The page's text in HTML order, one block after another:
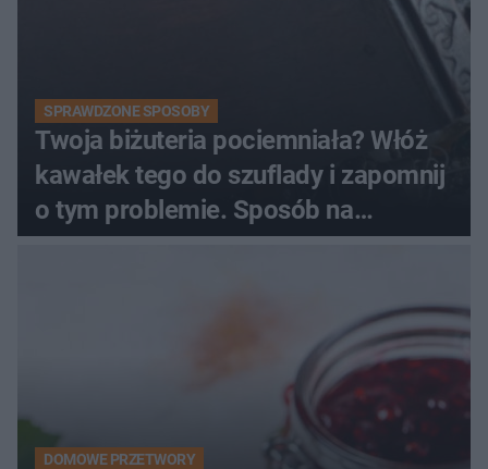
SPRAWDZONE SPOSOBY
Twoja biżuteria pociemniała? Włóż
kawałek tego do szuflady i zapomnij
o tym problemie. Sposób na
pociemniałą biżuterię
DOMOWE PRZETWORY